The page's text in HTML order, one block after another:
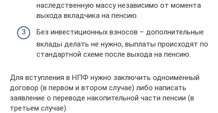
наследственную массу независимо от момента
выхода вкладчика на пенсию.
Без инвестиционных взносов – дополнительные
вклады делать не нужно, выплаты происходят по
стандартной схеме после выхода на пенсию.
Для вступления в НПФ нужно заключить одноимённый
договор (в первом и втором случае) либо написать
заявление о переводе накопительной части пенсии (в
третьем случае).